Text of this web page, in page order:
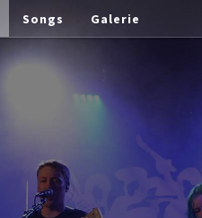
Songs Galerie